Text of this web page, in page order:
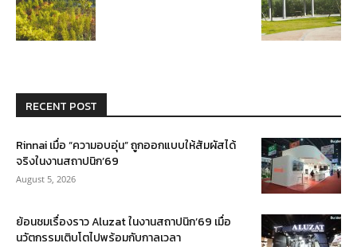
RECENT POST
Rinnai เมื่อ “ความอบอุ่น” ถูกออกแบบให้สัมผัสได้
จริงในงานสถาปนิก’69
August 5, 2026
ย้อนชมเรื่องราว Aluzat ในงานสถาปนิก’69 เมื่อ
นวัตกรรมเติบโตไปพร้อมกับกาลเวลา